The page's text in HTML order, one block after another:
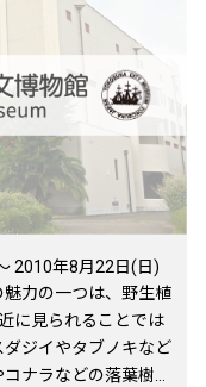
します。 ④「相模湾庭
見立て、海底地形図、
オジオトラバース、
。相模湾の地形地質
できます。 ⑤三浦半島
ラグライダーで撮
中写真を展示。相模
浦半島の地球科学的
します。 (写真：
島活断層調査会)
2010年8月22日(日)
力の一つは、野生植
に見られることでは
ジイやタブノキなど
ナラなどの落葉樹に